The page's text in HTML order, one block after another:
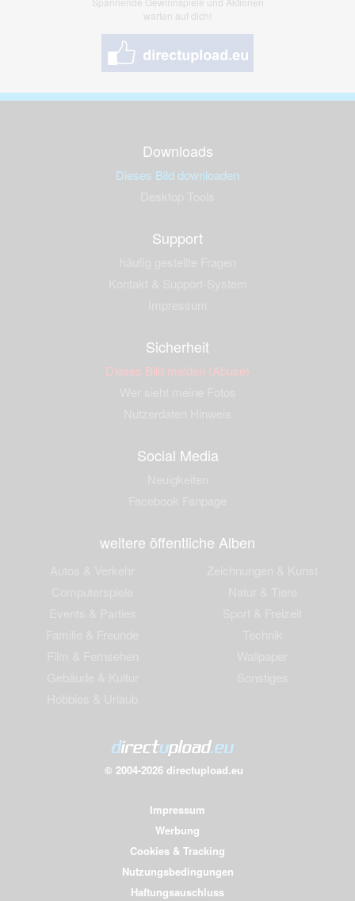
warten auf dich!
Downloads
Dieses Bild downloaden
Support
Sicherheit
Dieses Bild melden (Abuse)
Social Media
weitere öffentliche Alben
© 2004-2026 directupload.eu
Impressum
Werbung
Cookies & Tracking
Nutzungsbedingungen
Haftungsauschluss